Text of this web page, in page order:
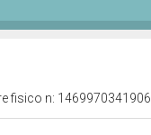
fisico n: 1469970341906